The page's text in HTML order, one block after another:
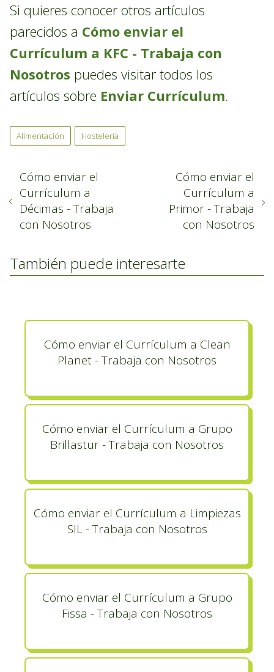
Si quieres conocer otros artículos
parecidos a Cómo enviar el
Currículum a KFC - Trabaja con
Nosotros puedes visitar todos los
artículos sobre Enviar Currículum.
Alimentación Hostelería
Cómo enviar el
Currículum a
Décimas - Trabaja
con Nosotros
Cómo enviar el
Currículum a
Primor - Trabaja
con Nosotros
También puede interesarte
Cómo enviar el Currículum a Clean
Planet - Trabaja con Nosotros
Cómo enviar el Currículum a Grupo
Brillastur - Trabaja con Nosotros
Cómo enviar el Currículum a Limpiezas
SIL - Trabaja con Nosotros
Cómo enviar el Currículum a Grupo
Fissa - Trabaja con Nosotros